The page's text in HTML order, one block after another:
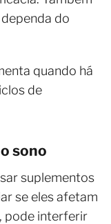
do
quando há
de
sono
suplementos
se eles afetam
pode interferir